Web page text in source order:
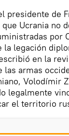
presidente de
Ucrania no
por
la legación
en la
las armas
Volodímir
legalmente
el territorio